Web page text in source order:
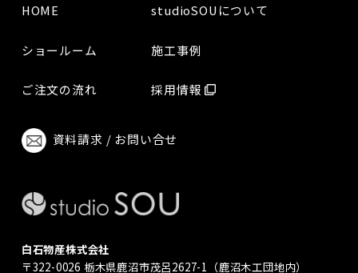
HOME studioSOUについて
ショールーム 施工事例
ご注文の流れ 採用情報
資料請求 / お問い合せ
白石物産株式会社
〒322-0026 栃木県鹿沼市茂呂2627-1（鹿沼木工団地内）